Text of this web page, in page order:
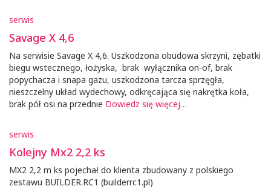
serwis
Savage X 4,6
Na serwisie Savage X 4,6. Uszkodzona obudowa skrzyni, zębatki
biegu wstecznego, łożyska, brak wyłącznika on-of, brak
popychacza i snapa gazu, uszkodzona tarcza sprzęgła,
nieszczelny układ wydechowy, odkręcająca się nakrętka koła,
brak pół osi na przednie Dowiedz się więcej…
serwis
Kolejny Mx2 2,2 ks
MX2 2,2 m ks pojechał do klienta zbudowany z polskiego
zestawu BUILDER.RC1 (builderrc1.pl)